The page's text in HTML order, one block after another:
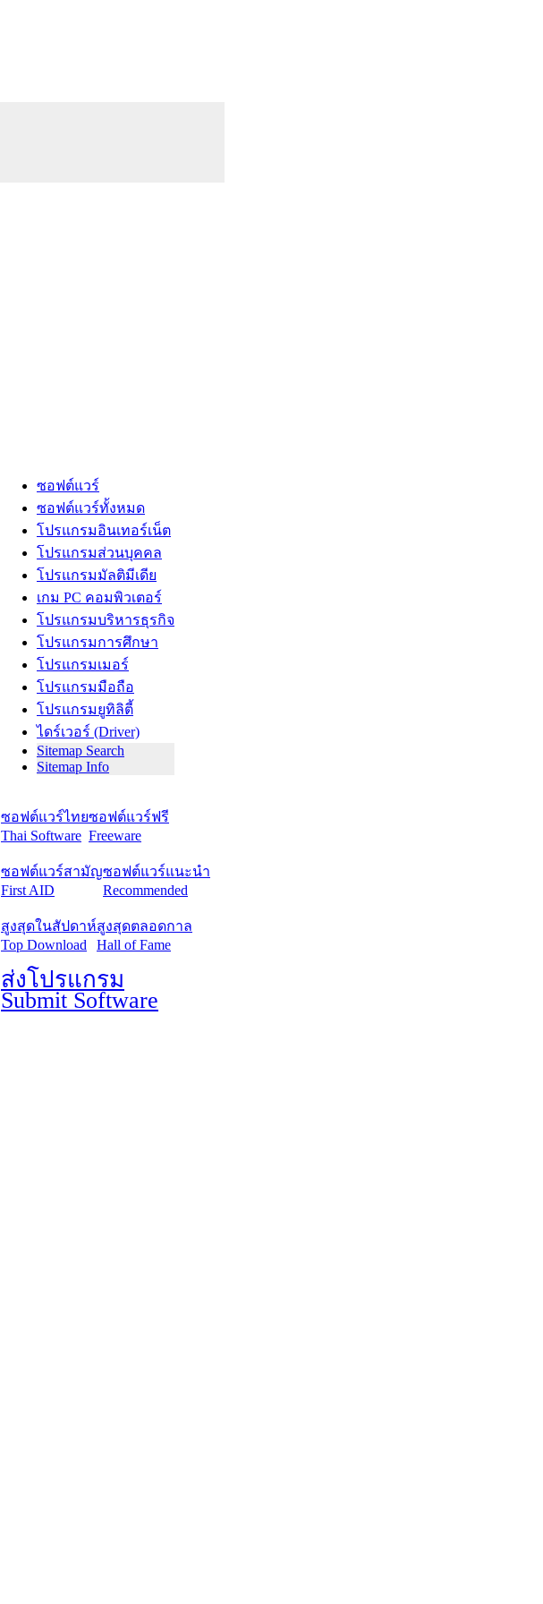
ซอฟต์แวร์
ซอฟต์แวร์ทั้งหมด
โปรแกรมอินเทอร์เน็ต
โปรแกรมส่วนบุคคล
โปรแกรมมัลติมีเดีย
เกม PC คอมพิวเตอร์
โปรแกรมบริหารธุรกิจ
โปรแกรมการศึกษา
โปรแกรมเมอร์
โปรแกรมมือถือ
โปรแกรมยูทิลิตี้
ไดร์เวอร์ (Driver)
Sitemap Search
Sitemap Info
ซอฟต์แวร์ไทย
Thai Software
ซอฟต์แวร์ฟรี
Freeware
ซอฟต์แวร์สามัญ
First AID
ซอฟต์แวร์แนะนำ
Recommended
สูงสุดในสัปดาห์
Top Download
สูงสุดตลอดกาล
Hall of Fame
ส่งโปรแกรม
Submit Software